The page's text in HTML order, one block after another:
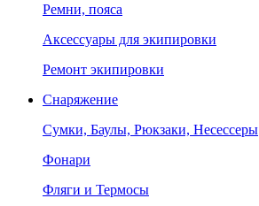
Ремни, пояса
Аксессуары для экипировки
Ремонт экипировки
Снаряжение
Сумки, Баулы, Рюкзаки, Несессеры
Фонари
Фляги и Термосы